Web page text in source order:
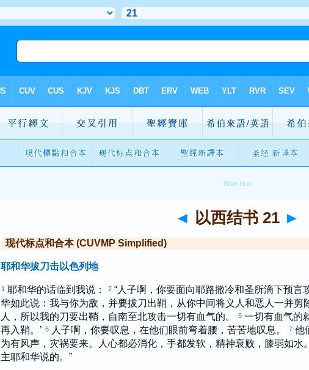
◄ 以西结书 21 ►
现代标点和合本 (CUVMP Simplified)
耶和华拔刀击以色列地
1 耶和华的话临到我说： 2 “人子啊，你要面向耶路撒冷和圣所滴下预言
华如此说：我与你为敌，并要拔刀出鞘，从你中间将义人和恶人一并剪
人，所以我的刀要出鞘，自南至北攻击一切有血气的。
5 一切有血气的
再入鞘。’ 6 人子啊，你要叹息，在他们眼前弯着腰，苦苦地叹息。 7 他
为有风声，灾祸要来。人心都必消化，手都发软，精神衰败，膝弱如水
主耶和华说的。”